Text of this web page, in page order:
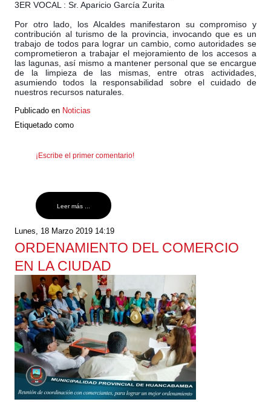
3ER VOCAL : Sr. Aparicio García Zurita
Por otro lado, los Alcaldes manifestaron su compromiso y
contribución al turismo de la provincia, invocando que es un
trabajo de todos para lograr un cambio, como autoridades se
comprometieron a trabajar el mejoramiento de los accesos a
las lagunas, así mismo a mantener personal que se encargue
de la limpieza de las mismas, entre otras actividades,
asumiendo todos la responsabilidad sobre el cuidado de
nuestros recursos naturales.
Publicado en Noticias
Etiquetado como
¡Escribe el primer comentario!
Leer más ...
Lunes, 18 Marzo 2019 14:19
ORDENAMIENTO DEL COMERCIO
EN LA CIUDAD